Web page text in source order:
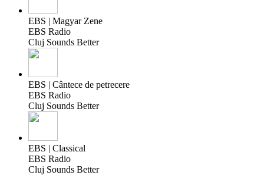
EBS | Magyar Zene
EBS Radio
Cluj Sounds Better
EBS | Cântece de petrecere
EBS Radio
Cluj Sounds Better
EBS | Classical
EBS Radio
Cluj Sounds Better